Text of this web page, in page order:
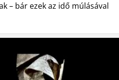
– bár ezek az idő múlásával